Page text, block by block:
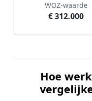
WOZ-waarde
€ 312.000
Hoe